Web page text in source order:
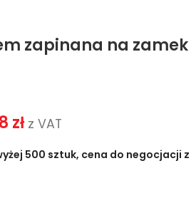
zapinana na zamek
zł z VAT
500 sztuk, cena do negocjacji z